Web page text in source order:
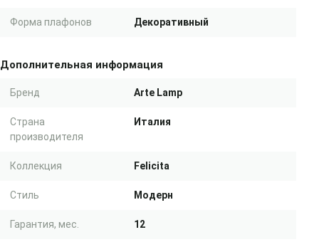
Форма плафонов Декоративный
Дополнительная информация
Бренд Arte Lamp
Страна
производителя
Италия
Коллекция Felicita
Стиль Модерн
Гарантия, мес. 12